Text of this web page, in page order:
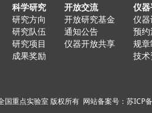
科学研究
研究方向
研究队伍
研究项目
成果奖励
开放交流
开放研究基金
通知公告
仪器开放共享
仪器
仪器
预约
规
技
重点实验室 版权所有 网站备案号：苏ICP